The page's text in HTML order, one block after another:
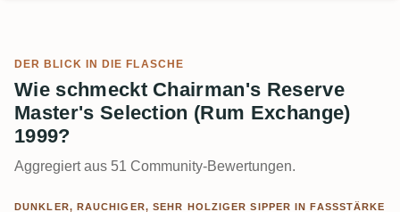
DER BLICK IN DIE FLASCHE
Wie schmeckt Chairman's Reserve
Master's Selection (Rum Exchange)
1999?
Aggregiert aus 51 Community-Bewertungen.
DUNKLER, RAUCHIGER, SEHR HOLZIGER SIPPER IN FASSSTÄRKE